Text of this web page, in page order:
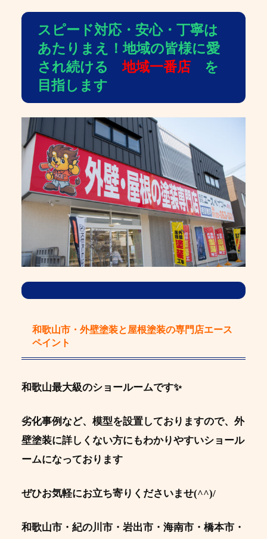
スピード対応・安心・丁寧は
あたりまえ！地域の皆様に愛
され続ける地域一番店を
目指します
和歌山市・外壁塗装と屋根塗装の専門店エース
ペイント
和歌山最大級のショールームです✨
劣化事例など、模型を設置しておりますので、外
壁塗装に詳しくない方にもわかりやすいショール
ームになっております
ぜひお気軽にお立ち寄りくださいませ(^^)/
和歌山市・紀の川市・岩出市・海南市・橋本市・